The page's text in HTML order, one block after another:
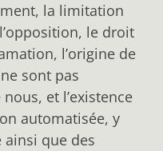
la limitation
le droit
l’origine de
sont pas
et l’existence
automatisée, y
que des